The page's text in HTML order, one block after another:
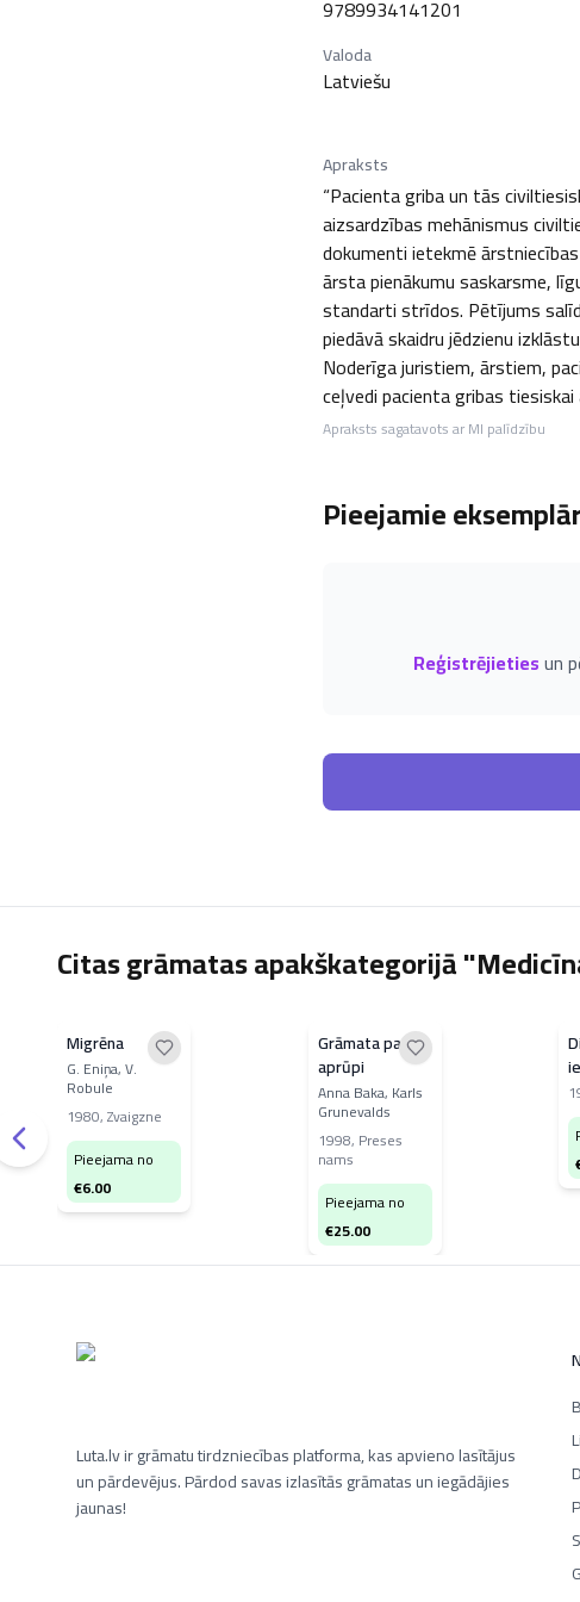
9789934141201
Valoda
Latviešu
Apraksts
“Pacienta griba un tās
aizsardzības mehānismus
dokumenti ietekmē
ārsta pienākumu saskarsme,
standarti strīdos. Pētījums
piedāvā skaidru jēdzienu
Noderīga juristiem, ārstiem,
ceļvedi pacienta gribas
Apraksts sagatavots ar MI palīdzību
Pieejamie
Reģistrējietiesun
Citas grāmatas apakškategorijā
Migrēna
G. Eniņa, V.
Robule
1980,Zvaigzne
Pieejama no
€6.00
Grāmata par
aprūpi
Anna Baka, Karls
Grunevalds
1998, Preses
nams
Pieejama no
€25.00
Luta.lv ir grāmatu tirdzniecības platforma, kas apvieno lasītājus
un pārdevējus. Pārdod savas izlasītās grāmatas un iegādājies
jaunas!